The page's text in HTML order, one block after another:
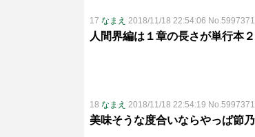
17 なまえ 2018/11/18 22:54:06
人間界編は１章の長さが単行本
18 なまえ 2018/11/18 22:54:19
美味そうな度合いならやっぱ節